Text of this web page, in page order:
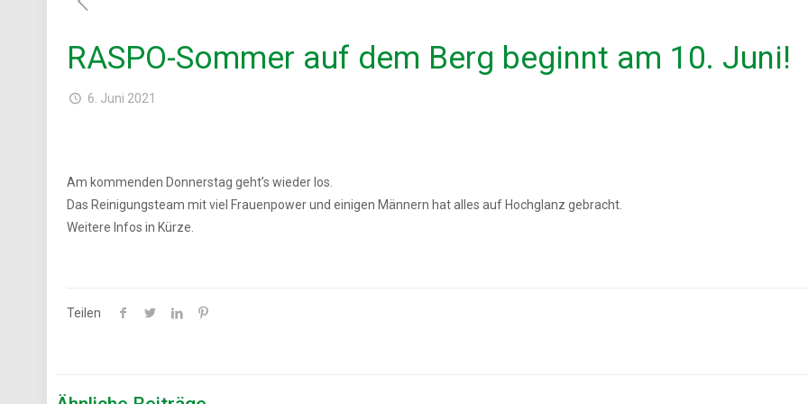
RASPO-Sommer auf dem Berg beginnt am 10. Juni!
6. Juni 2021
Am kommenden Donnerstag geht’s wieder los.
Das Reinigungsteam mit viel Frauenpower und einigen Männern hat alles auf Hochglanz gebracht.
Weitere Infos in Kürze.
Teilen